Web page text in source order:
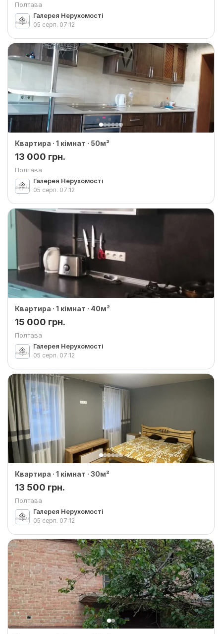
Полтава
Галерея Нерухомості
05 серп. 07:12
Квартира · 1 кімнат · 50м²
13 000 грн.
Полтава
Галерея Нерухомості
05 серп. 07:12
Квартира · 1 кімнат · 40м²
15 000 грн.
Полтава
Галерея Нерухомості
05 серп. 07:12
Квартира · 1 кімнат · 30м²
13 500 грн.
Полтава
Галерея Нерухомості
05 серп. 07:12